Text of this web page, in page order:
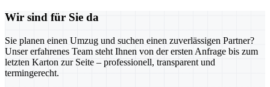
Wir sind für Sie da
Sie planen einen Umzug und suchen einen zuverlässigen Partner?
Unser erfahrenes Team steht Ihnen von der ersten Anfrage bis zum
letzten Karton zur Seite – professionell, transparent und
termingerecht.